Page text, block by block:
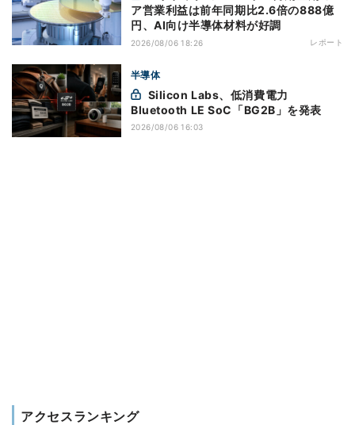
ア営業利益は前年同期比2.6倍の888億
円、AI向け半導体材料が好調
2026/08/06 18:26 レポート
半導体
Bluetooth LE SoC「BG2B」を発表
2026/08/06 16:03
アクセスランキング